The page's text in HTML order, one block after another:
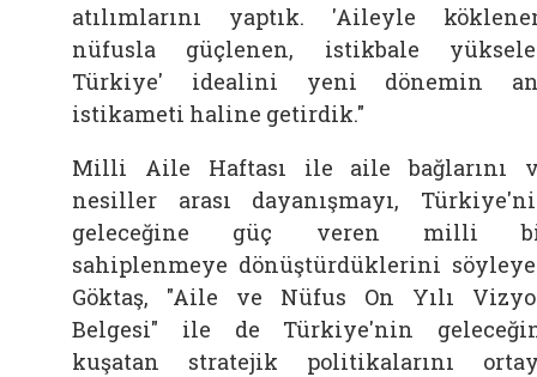
atılımlarını yaptık. 'Aileyle
nüfusla güçlenen, istikbale
Türkiye' idealini yeni dönemin
istikameti haline getirdik."
Milli
Aile Haftası ile aile
bağlarını
nesiller arası dayanışmayı,
geleceğine güç veren milli
sahiplenmeye dönüştürdüklerini
Göktaş, "Aile
ve Nüfus On Yılı
Belgesi" ile de Türkiye'nin
kuşatan stratejik politikalarını